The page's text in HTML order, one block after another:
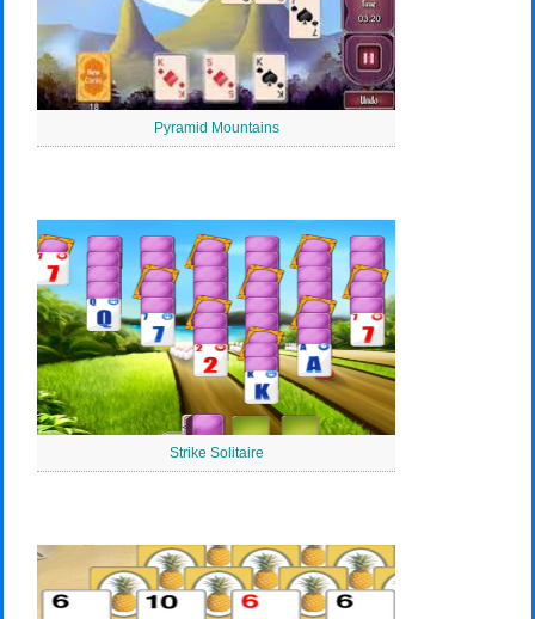
Pyramid Mountains
Strike Solitaire